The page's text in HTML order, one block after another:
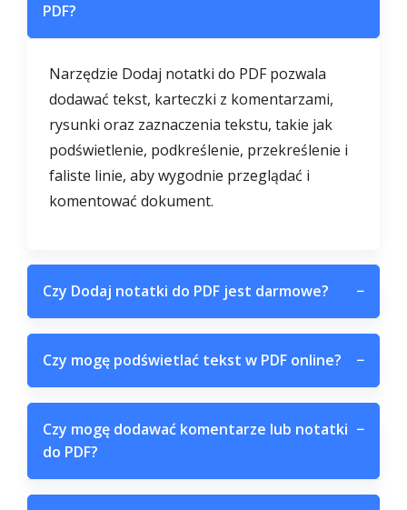
PDF?
Narzędzie Dodaj notatki do PDF pozwala
dodawać tekst, karteczki z komentarzami,
rysunki oraz zaznaczenia tekstu, takie jak
podświetlenie, podkreślenie, przekreślenie i
faliste linie, aby wygodnie przeglądać i
komentować dokument.
Czy Dodaj notatki do PDF jest darmowe? −
Czy mogę podświetlać tekst w PDF online? −
Czy mogę dodawać komentarze lub notatki
do PDF?
−